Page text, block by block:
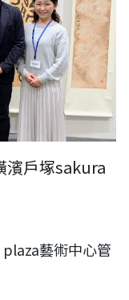
濱戶塚sakura
藝術中心管